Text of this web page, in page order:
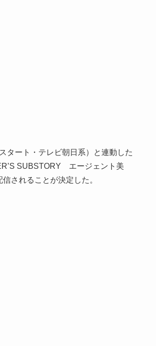
タート・テレビ朝日系）と連動した
SUBSTORY エージェント美
されることが決定した。